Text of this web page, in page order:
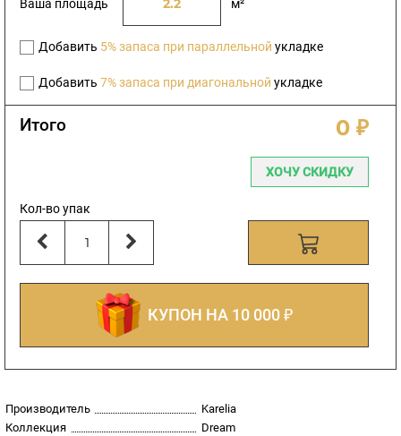
Ваша площадь м²
Добавить 5% запаса при параллельной укладке
Добавить 7% запаса при диагональной укладке
Итого 0 ₽
ХОЧУ СКИДКУ
Кол-во упак
КУПОН НА 10 000 ₽
Производитель
Karelia
Коллекция
Dream